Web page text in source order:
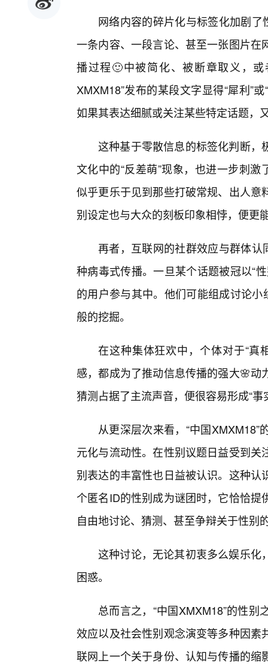
网络内容的碎片化与标签化加剧了
一条内容、一段言论、甚至一张图片
播过程🙂中被简化、被断章取义，
XMXM18”发布的某段文字显得“犀利”
如果其表达细腻或关注某些特定话题，
这种基于零散信息的标签化判断，
文化中的“反差萌”现象，也进一步刺
似乎更乐于见到那些打破常规、出人
别设定也与大众的刻板印象相悖，便更
再者，互联网的社群效应与群体认
种病毒式传播。一旦某个话题被冠以“
的用户参与其中。他们可能组成讨论
般的挖掘。
在这种集体狂欢中，个体对于“真
感，都成为了推动信息传播的强大🌸
猜测占据了主流声音，便很容易形成“
从更深层次来看，“中国
元化与流动性。在性别议题日益受到
别表达的丰富性也日益被认识。这种
个匿名ID的性别成为谜团时，它恰恰
自由地讨论、猜测、甚至争辩关于性别
这种讨论，无论其初衷多么娱乐化
困惑。
总而言之，“中国XMXM18”的性
效应以及社会性别观念演变等多种因
联网上一个关于身份、认知与传播的